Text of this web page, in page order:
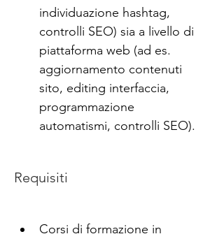
individuazione hashtag,
controlli SEO) sia a livello di
piattaforma web (ad es.
aggiornamento contenuti
sito, editing interfaccia,
programmazione
automatismi, controlli SEO).
Requisiti
Corsi di formazione in